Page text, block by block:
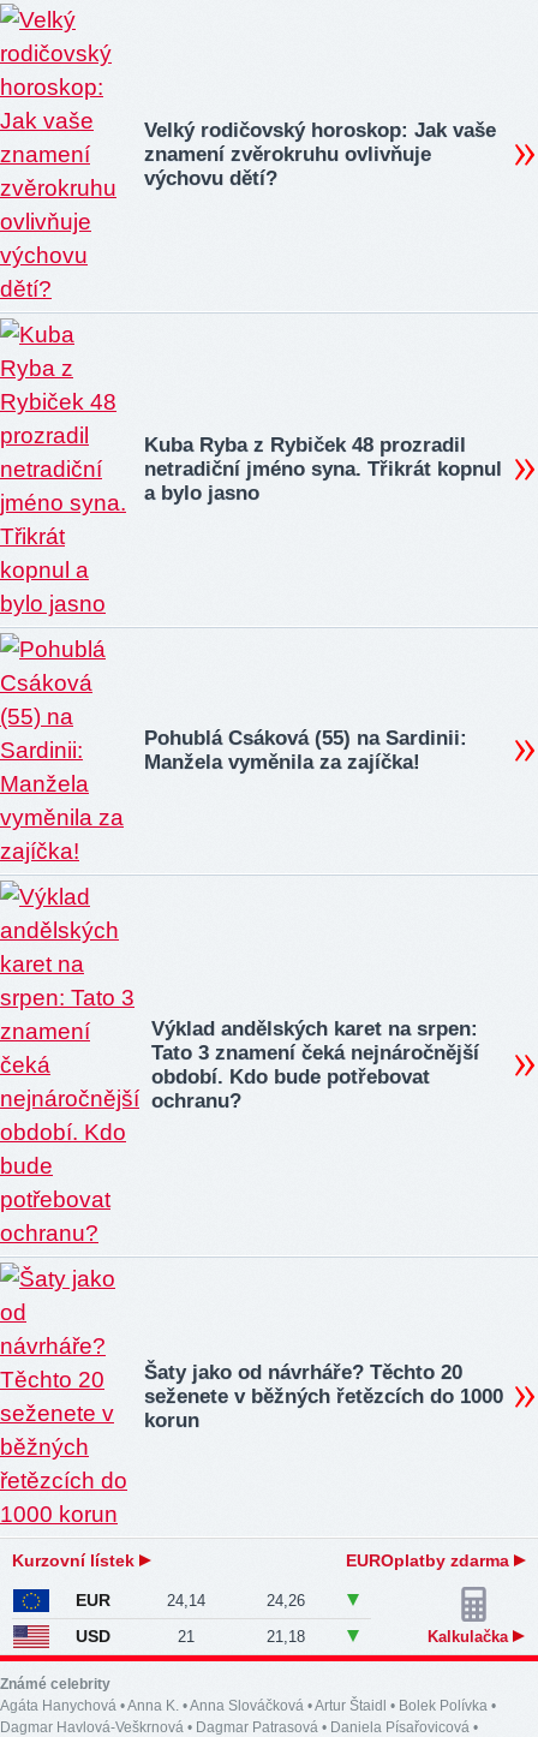
Velký rodičovský horoskop: Jak vaše
znamení zvěrokruhu ovlivňuje
výchovu dětí?
Kuba Ryba z Rybiček 48 prozradil
netradiční jméno syna. Třikrát kopnul
a bylo jasno
Pohublá Csáková (55) na Sardinii:
Manžela vyměnila za zajíčka!
Výklad andělských karet na srpen:
Tato 3 znamení čeká nejnáročnější
období. Kdo bude potřebovat
ochranu?
Šaty jako od návrháře? Těchto 20
seženete v běžných řetězcích do 1000
korun
Kurzovní lístek EUROplatby zdarma
EUR 24,14 24,26
USD 21 21,18 Kalkulačka
Známé celebrity
Agáta Hanychová •Anna K. •Anna Slováčková •Artur Štaidl • Bolek Polívka •
Dagmar Havlová-Veškrnová • Dagmar Patrasová • Daniela Písařovicová •